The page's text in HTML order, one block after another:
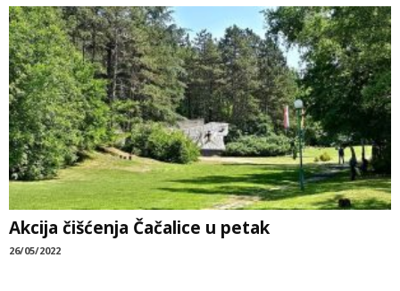
Akcija čišćenja Čačalice u petak
26/05/2022